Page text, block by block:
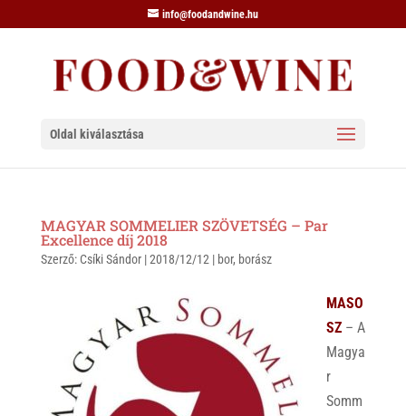
info@foodandwine.hu
Oldal kiválasztása
MAGYAR SOMMELIER SZÖVETSÉG – Par
Excellence díj 2018
Szerző: Csíki Sándor|2018/12/12 | bor, borász
MASO
SZ– A
Magya
r
Somm